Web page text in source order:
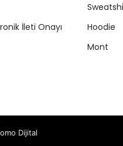
İleti Onayı
Hoodie
Mont
Dijital